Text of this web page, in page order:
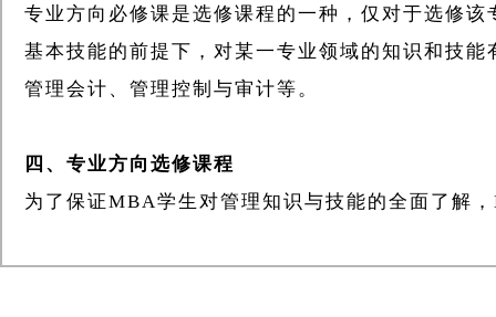
专业方向必修课是选修课程的一种，仅对于选修
基本技能的前提下，对某一专业领域的知识和技
管理会计、管理控制与审计等。
四、专业方向选修课程
为了保证MBA学生对管理知识与技能的全面了解